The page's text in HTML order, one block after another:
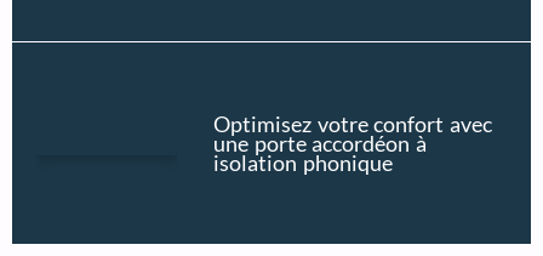
Optimisez votre confort avec
une porte accordéon à
isolation phonique